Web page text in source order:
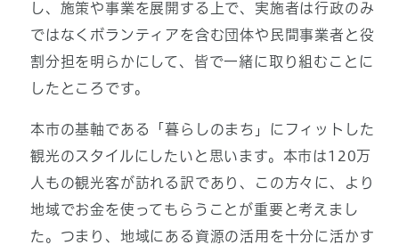
し、施策や事業を展開する上で、実施者は行政のみ
ではなくボランティアを含む団体や民間事業者と役
割分担を明らかにして、皆で一緒に取り組むことに
したところです。
本市の基軸である「暮らしのまち」にフィットした
観光のスタイルにしたいと思います。本市は120万
人もの観光客が訪れる訳であり、この方々に、より
地域でお金を使ってもらうことが重要と考えまし
た。つまり、地域にある資源の活用を十分に活かす